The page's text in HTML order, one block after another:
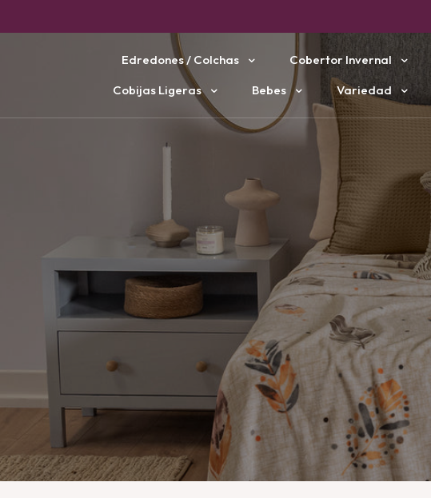
Edredones / Colchas
Cobertor Invernal
Cobijas Ligeras
Bebes Variedad